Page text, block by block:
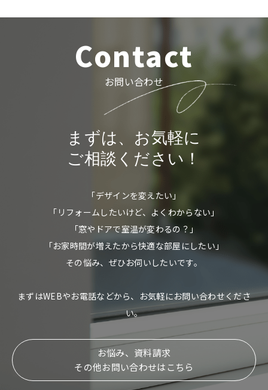
Contact
お問い合わせ
まずは、お気軽に
ご相談ください！
「デザインを変えたい」
「リフォームしたいけど、よくわからない」
「窓やドアで室温が変わるの？」
「お家時間が増えたから快適な部屋にしたい」
その悩み、ぜひお伺いしたいです。
まずはWEBやお電話などから、お気軽にお問い合わせくださ
い。
お悩み、資料請求
その他お問い合わせはこちら